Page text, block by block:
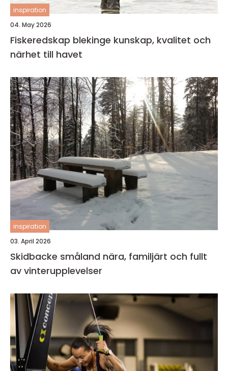
inspiration
04. May 2026
Fiskeredskap blekinge kunskap, kvalitet och
närhet till havet
inspiration
03. April 2026
Skidbacke småland nära, familjärt och fullt
av vinterupplevelser